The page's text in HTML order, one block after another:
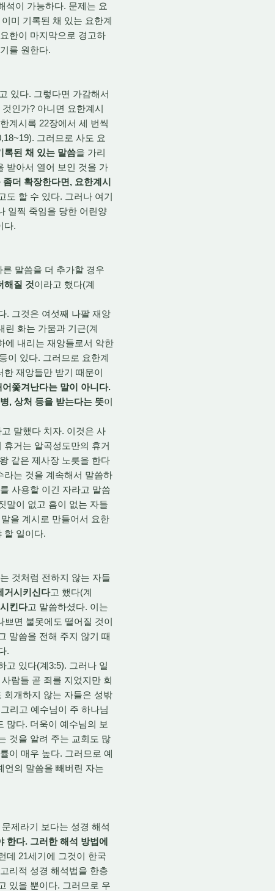
석이 가능하다. 문제는 요
미 기록된 채 있는 요한계
한이 마지막으로 경고하
를 원한다.
있다. 그렇다면 가감해서
인가? 아니면 요한계시
계시록 22장에서 세 번씩
그러므로 사도 요
록된 채 있는 말씀을 가리
받아서 열어 보인 것을 가
더 확장한다면, 요한계시
도 할 수 있다. 그러나 여기
일찍 죽임을 당한 어린양
다.
말씀을 더 추가할 경우
해질 것이라고 했다(계
. 그것은 여섯째 나팔 재앙
린 화는 가뭄과 기근(계
에 내리는 재앙들로서 악한
이 있다. 그러므로 요한계
재앙들만 받기 때문이
쫓겨난다는 말이 아니다.
, 상처 등을 받는다는 뜻이
말했다 치자. 이것은 사
거는 알곡성도만의 휴거
같은 제사장 노릇을 한다
라는 것을 계속해서 말씀하
사용할 이긴 자라고 말씀
말이 없고 흠이 없는 자들
을 계시로 만들어서 요한
할 일이다.
것처럼 전하지 않는 자들
거시키신다고 했다(계
킨다고 말씀하셨다. 이는
쁘면 불못에도 떨어질 것이
말씀을 전해 주지 않기 때
.
고 있다(계3:5). 그러나 일
람들 곧 죄를 지었지만 회
회개하지 않는 자들은 성밖
리고 예수님이 주 하나님
많다. 더욱이 예수님의 보
것을 알려 주는 교회도 많
이 매우 높다. 그러므로 예
언의 말씀을 빼버린 자는
제라기 보다는 성경 해석
한다. 그러한 해석 방법에
데 21세기에 그것이 한국
리적 성경 해석법을 한층
있을 뿐이다. 그러므로 우